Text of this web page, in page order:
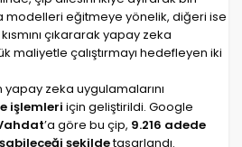
modelleri eğitmeye yönelik, diğeri ise
çıkararak yapay zeka
maliyetle çalıştırmayı hedefleyen iki
zeka uygulamalarını
işlemleri için geliştirildi. Google
’a göre bu çip, 9.216 adede
şekildetasarlandı.